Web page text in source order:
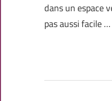
dans un espace
pas aussi facile …